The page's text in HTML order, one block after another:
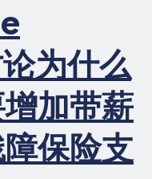
为什么
加带薪
保险支